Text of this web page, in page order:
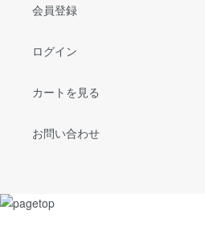
会員登録
ログイン
カートを見る
お問い合わせ